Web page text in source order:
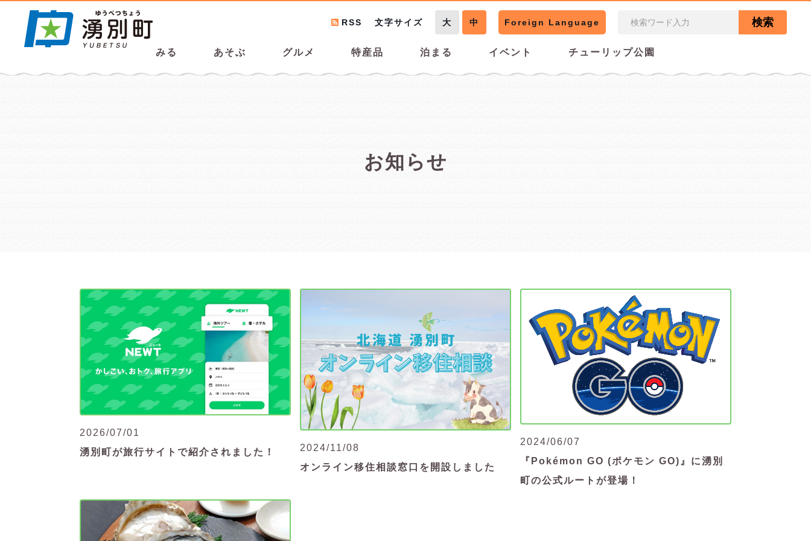
みる あそぶ グルメ 特産品 泊まる イベント チューリップ公園
RSS 文字サイズ 大 中 Foreign Language 検索
お知らせ
2026/07/01
湧別町が旅行サイトで紹介されました！
2024/11/08
オンライン移住相談窓口を開設しました
2024/06/07
『Pokémon GO (ポケモン GO)』に湧別
町の公式ルートが登場！